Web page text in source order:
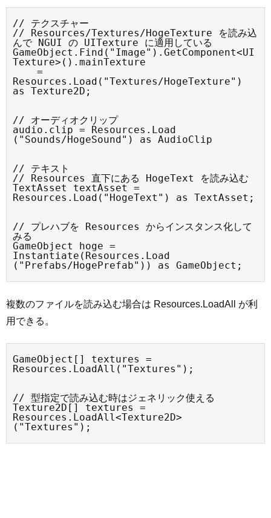
// テクスチャー
// Resources/Textures/HogeTexture を読み込
んで NGUI の UITexture に適用している
GameObject.Find("Image").GetComponent<UI
Texture>().mainTexture
Resources.Load("Textures/HogeTexture")
as Texture2D;
// オーディオクリップ
audio.clip = Resources.Load
("Sounds/HogeSound") as AudioClip
// テキスト
// Resources 直下にある HogeText を読み込む
TextAsset textAsset =
Resources.Load("HogeText") as TextAsset;
// プレハブを Resources からインスタンス化して
みる
GameObject hoge =
Instantiate(Resources.Load
("Prefabs/HogePrefab")) as GameObject;
複数のファイルを読み込む場合は Resources.LoadAll が利
用できる。
GameObject[] textures =
Resources.LoadAll("Textures");
// 型指定で読み込む時はジェネリック使える
Texture2D[] textures =
Resources.LoadAll<Texture2D>
("Textures");